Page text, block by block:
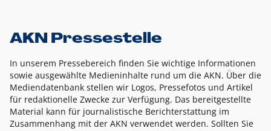
AKN Pressestelle
In unserem Pressebereich finden Sie wichtige Informationen
sowie ausgewählte Medieninhalte rund um die AKN. Über die
Mediendatenbank stellen wir Logos, Pressefotos und Artikel
für redaktionelle Zwecke zur Verfügung. Das bereitgestellte
Material kann für journalistische Berichterstattung im
Zusammenhang mit der AKN verwendet werden. Sollten Sie